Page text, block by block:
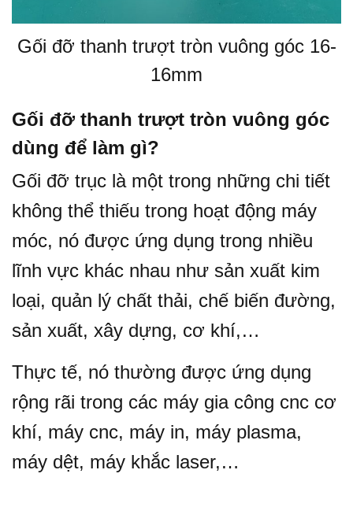
Gối đỡ thanh trượt tròn vuông góc 16-
16mm
Gối đỡ thanh trượt tròn vuông góc
dùng để làm gì?
Gối đỡ trục là một trong những chi tiết
không thể thiếu trong hoạt động máy
móc, nó được ứng dụng trong nhiều
lĩnh vực khác nhau như sản xuất kim
loại, quản lý chất thải, chế biến đường,
sản xuất, xây dựng, cơ khí,…
Thực tế, nó thường được ứng dụng
rộng rãi trong các máy gia công cnc cơ
khí, máy cnc, máy in, máy plasma,
máy dệt, máy khắc laser,…